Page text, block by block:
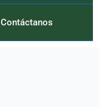
Contáctanos